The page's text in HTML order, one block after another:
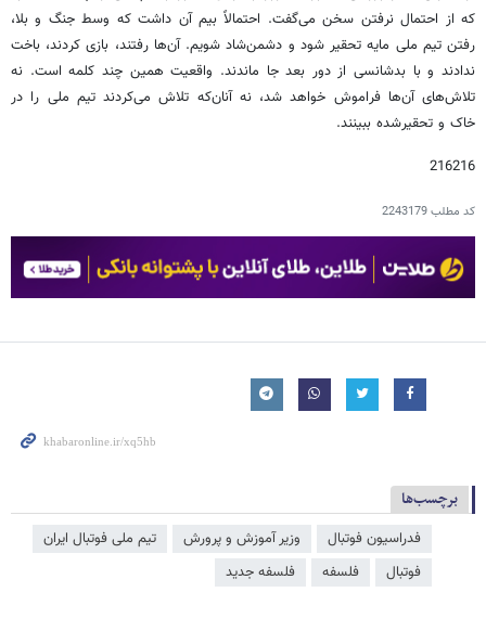
که از احتمال نرفتن سخن می‌گفت. احتمالاً بیم آن داشت که وسط جنگ و بلا،
رفتن تیم ملی مایه تحقیر شود و دشمن‌شاد شویم. آن‌ها رفتند، بازی کردند، باخت
ندادند و با بدشانسی از دور بعد جا ماندند. واقعیت همین چند کلمه است. نه
تلاش‌های آن‌ها فراموش خواهد شد، نه آنان‌که تلاش می‌کردند تیم ملی را در
خاک و تحقیرشده ببینند.
216216
کد مطلب2243179
برچسب‌ها
فدراسیون فوتبال وزیر آموزش و پرورش
تیم ملی فوتبال ایران
فوتبال
فلسفه فلسفه جدید